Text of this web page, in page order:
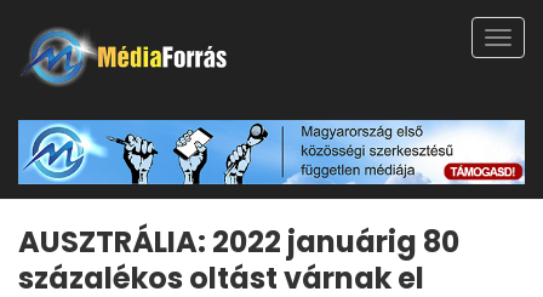
AUSZTRÁLIA: 2022 januárig 80
százalékos oltást várnak el